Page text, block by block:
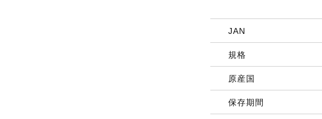
JAN
規格
原産国
保存期間